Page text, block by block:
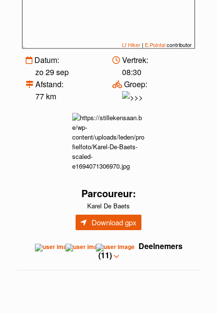
Lf Hiker | E.Pointalcontributor
Datum:
zo 29 sep
Vertrek:
08:30
Afstand:
77 km
Groep:
Parcoureur:
Karel De Baets
Download gpx
Deelnemers
(11)